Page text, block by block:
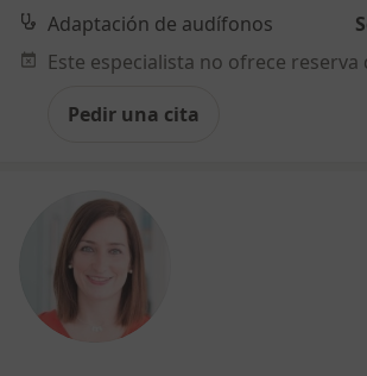
Adaptación de audífonos
Pedir una cita